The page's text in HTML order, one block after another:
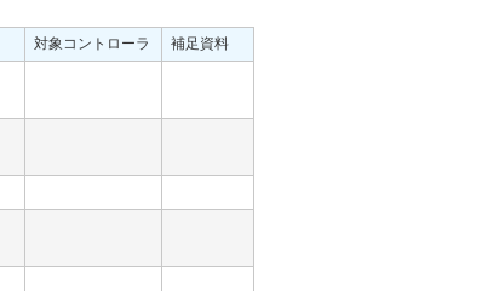
対象コントローラ
補足資料